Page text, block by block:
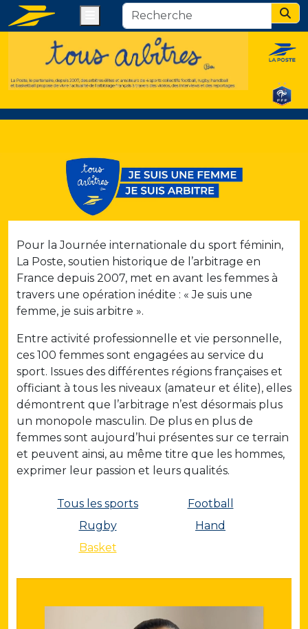
Pour la Journée internationale du sport féminin,
La Poste, soutien historique de l’arbitrage en
France depuis 2007, met en avant les femmes à
travers une opération inédite : « Je suis une
femme, je suis arbitre ».
Entre activité professionnelle et vie personnelle,
ces 100 femmes sont engagées au service du
sport. Issues des différentes régions françaises et
officiant à tous les niveaux (amateur et élite), elles
démontrent que l’arbitrage n’est désormais plus
un monopole masculin. De plus en plus de
femmes sont aujourd’hui présentes sur ce terrain
et peuvent ainsi, au même titre que les hommes,
exprimer leur passion et leurs qualités.
Tous les sports
Football
Rugby
Hand
Basket